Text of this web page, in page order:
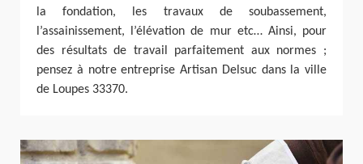
la fondation, les travaux de soubassement,
l’assainissement, l’élévation de mur etc… Ainsi, pour
des résultats de travail parfaitement aux normes ;
pensez à notre entreprise Artisan Delsuc dans la ville
de Loupes 33370.